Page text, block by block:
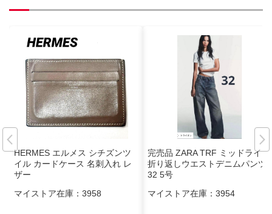
HERMES エルメス シチズンツ
イル カードケース 名刺入れ レ
ザー
マイストア在庫： 3958
完売品 ZARA TRF ミッドライズ
折り返しウエストデニムパンツ
32 5号
マイストア在庫： 3954